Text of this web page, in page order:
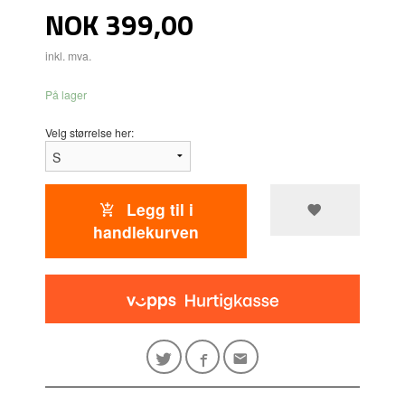
Pris
NOK399,00
inkl. mva.
På lager
Velg størrelse her:
Legg til i
handlekurven